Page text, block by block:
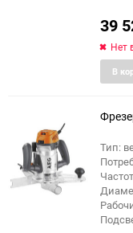
39
Нет
В
Тип: